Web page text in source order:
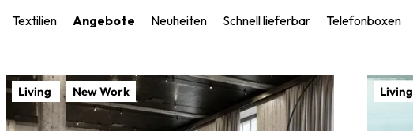
Textilien Angebote Neuheiten Schnell lieferbar Telefonboxen
Living New Work Living